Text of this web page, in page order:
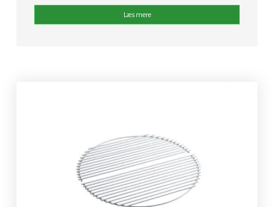
Læs mere